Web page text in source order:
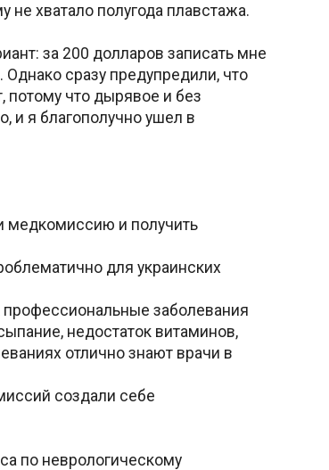
хватало полугода плавстажа.
за 200 долларов записать мне
сразу предупредили, что
потому что дырявое и без
и я благополучно ушел в
медкомиссию и получить
для украинских
заболевания
недостаток витаминов,
отлично знают врачи в
создали себе
по неврологическому